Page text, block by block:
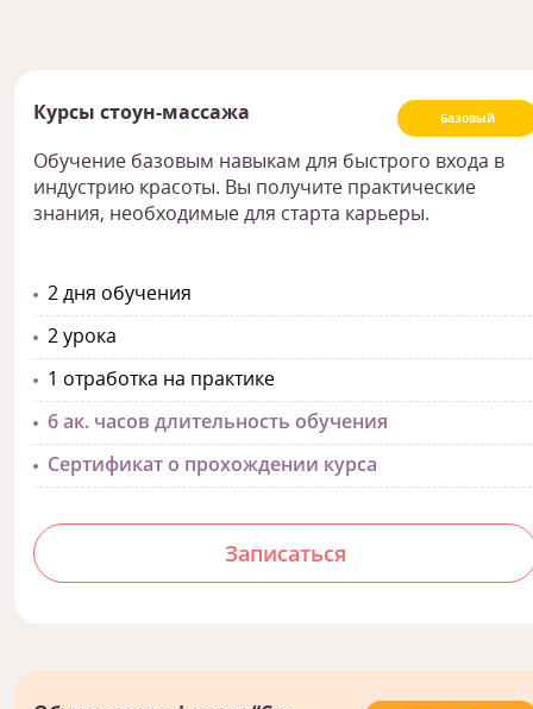
Базовый
Курсы стоун-массажа
Обучение базовым навыкам для быстрого входа в
индустрию красоты. Вы получите практические
знания, необходимые для старта карьеры.
2 дня обучения
2 урока
1 отработка на практике
6 ак. часов длительность обучения
Сертификат о прохождении курса
Записаться